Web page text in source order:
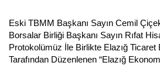
Eski TBMM Başkanı Sayın Cemil
Borsalar Birliği Başkanı Sayın Rıfat
Protokolümüz İle Birlikte Elazığ Ticaret
Tarafından Düzenlenen “Elazığ